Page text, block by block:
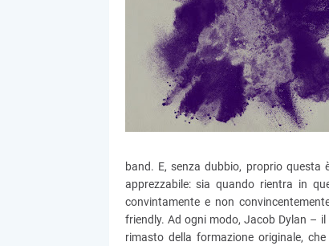
band. E, senza dubbio, proprio
apprezzabile: sia quando rientra in
convintamente e non
friendly. Ad ogni modo, Jacob Dylan –
rimasto della formazione originale,